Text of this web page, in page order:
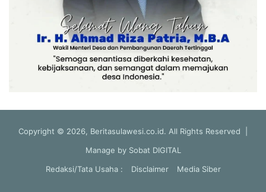
Copyright © 2026, Beritasulawesi.co.id. All Rights Reserved |
Manage by Sobat DIGITAL
Redaksi/Tata Usaha :
Disclaimer Media Siber